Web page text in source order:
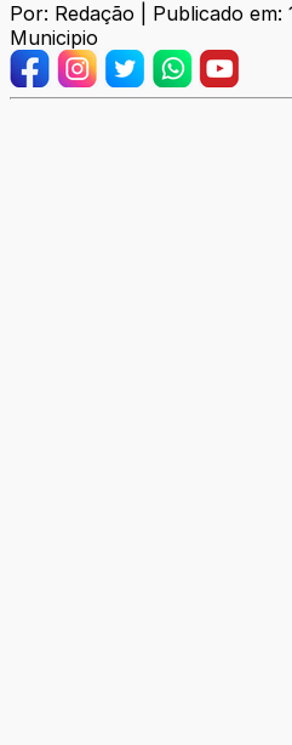
Por: Redação | Publicado em:
Municipio